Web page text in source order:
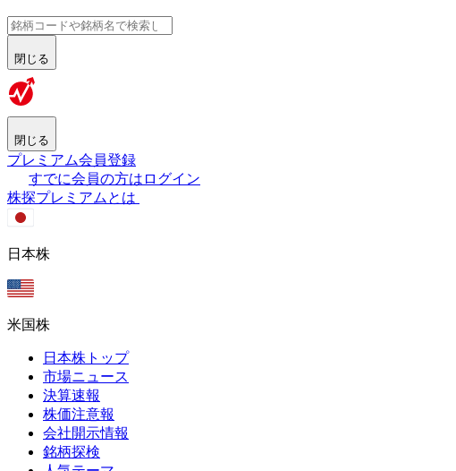
閉じる
閉じる
プレミアム会員登録
すでに会員の方はログイン
株探プレミアムとは
日本株
米国株
日本株トップ
市場ニュース
決算速報
株価注意報
会社開示情報
銘柄探検